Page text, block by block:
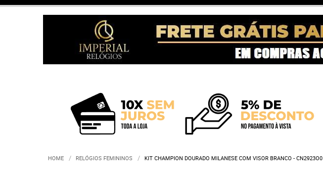
HOME RELÓGIOS FEMININOS KIT CHAMPION DOURADO MILANESE COM VISOR BRANCO - CN2923O0